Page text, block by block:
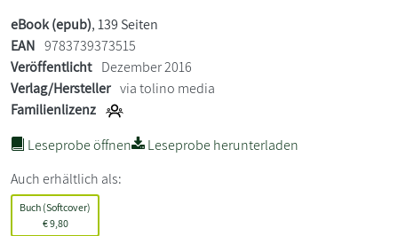
eBook (epub), 139 Seiten
EAN 9783739373515
Veröffentlicht Dezember 2016
Verlag/Hersteller via tolino media
Familienlizenz
Leseprobe öffnen
Leseprobe herunterladen
Auch erhältlich als:
Buch (Softcover)
€9,80